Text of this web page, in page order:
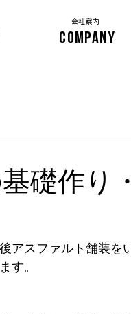
COMPANY
会社案内
礎作り
アスファルト舗装を
す。